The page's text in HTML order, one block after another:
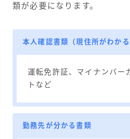
類が必要になります。
本人確認書類（現住所がわかる
運転免許証、マイナンバー
トなど
勤務先が分かる書類